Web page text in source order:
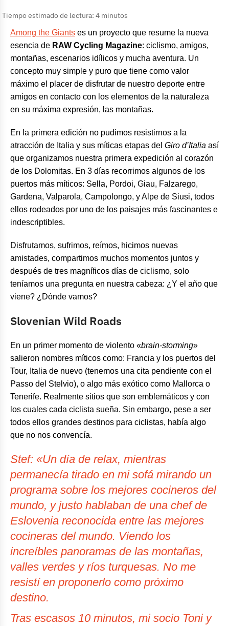
Tiempo estimado de lectura: 4 minutos
Among the Giants es un proyecto que resume la nueva
esencia de RAW Cycling Magazine: ciclismo, amigos,
montañas, escenarios idílicos y mucha aventura. Un
concepto muy simple y puro que tiene como valor
máximo el placer de disfrutar de nuestro deporte entre
amigos en contacto con los elementos de la naturaleza
en su máxima expresión, las montañas.
En la primera edición no pudimos resistirnos a la
atracción de Italia y sus míticas etapas del Giro d’Italia así
que organizamos nuestra primera expedición al corazón
de los Dolomitas. En 3 días recorrimos algunos de los
puertos más míticos: Sella, Pordoi, Giau, Falzarego,
Gardena, Valparola, Campolongo, y Alpe de Siusi, todos
ellos rodeados por uno de los paisajes más fascinantes e
indescriptibles.
Disfrutamos, sufrimos, reímos, hicimos nuevas
amistades, compartimos muchos momentos juntos y
después de tres magníficos días de ciclismo, solo
teníamos una pregunta en nuestra cabeza: ¿Y el año que
viene? ¿Dónde vamos?
Slovenian Wild Roads
En un primer momento de violento «brain-storming»
salieron nombres míticos como: Francia y los puertos del
Tour, Italia de nuevo (tenemos una cita pendiente con el
Passo del Stelvio), o algo más exótico como Mallorca o
Tenerife. Realmente sitios que son emblemáticos y con
los cuales cada ciclista sueña. Sin embargo, pese a ser
todos ellos grandes destinos para ciclistas, había algo
que no nos convencía.
Stef: «Un día de relax, mientras
permanecía tirado en mi sofá mirando un
programa sobre los mejores cocineros del
mundo, y justo hablaban de una chef de
Eslovenia reconocida entre las mejores
cocineras del mundo. Viendo los
increíbles panoramas de las montañas,
valles verdes y ríos turquesas. No me
resistí en proponerlo como próximo
destino.
Tras escasos 10 minutos, mi socio Toni y